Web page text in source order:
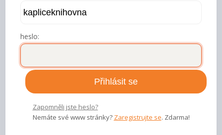
heslo:
Zapomněli jste heslo?
Nemáte své www stránky? Zaregistrujte se. Zdarma!